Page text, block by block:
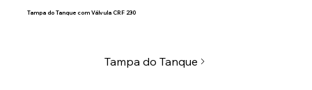
Tampa do Tanque com Válvula CRF 230
Tampa do Tanque